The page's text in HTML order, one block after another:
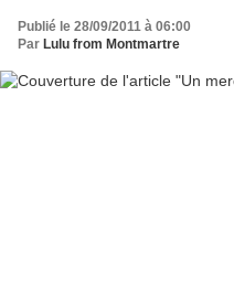
Publié le 28/09/2011 à 06:00
Par Lulu from Montmartre